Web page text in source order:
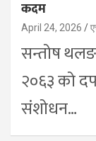
कदम
April 24, 2026
सन्तोष
२०६३ को
संशोधन…